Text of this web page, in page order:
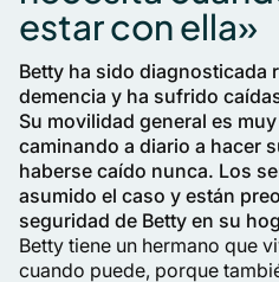
estar con ella»
Betty ha sido diagnosticada
demencia y ha sufrido
Su movilidad general es
caminando a diario a hacer
haberse caído nunca. Los
asumido el caso y están
seguridad de Betty en su
Betty tiene un hermano que
cuando puede, porque